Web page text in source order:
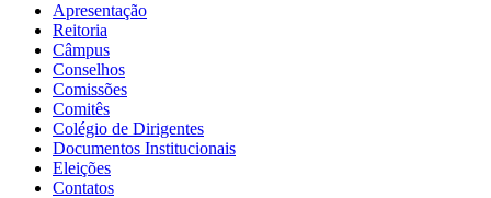
Apresentação
Reitoria
Câmpus
Conselhos
Comissões
Comitês
Colégio de Dirigentes
Documentos Institucionais
Eleições
Contatos